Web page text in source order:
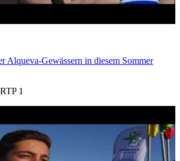
Alqueva-Gewässern in diesem Sommer
1